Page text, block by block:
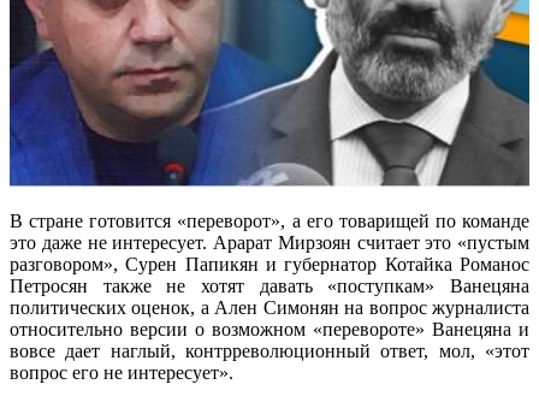
В стране готовится «переворот», а его товарищей по команде
это даже не интересует. Арарат Мирзоян считает это «пустым
разговором», Сурен Папикян и губернатор Котайка Романос
Петросян также не хотят давать «поступкам» Ванецяна
политических оценок, а Ален Симонян на вопрос журналиста
относительно версии о возможном «перевороте» Ванецяна и
вовсе дает наглый, контрреволюционный ответ, мол, «этот
вопрос его не интересует».